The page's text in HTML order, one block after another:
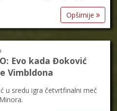
Opširnije
Evo kada Đoković
Vimbldona
u sredu igra četvrtfinalni meč